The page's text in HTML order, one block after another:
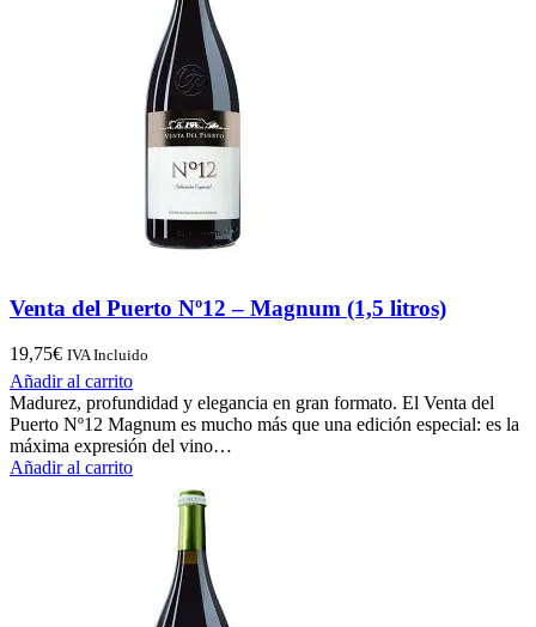
Venta del Puerto Nº12 – Magnum (1,5 litros)
19,75€ IVA Incluido
Añadir al carrito
Madurez, profundidad y elegancia en gran formato. El Venta del
Puerto Nº12 Magnum es mucho más que una edición especial: es la
máxima expresión del vino…
Añadir al carrito